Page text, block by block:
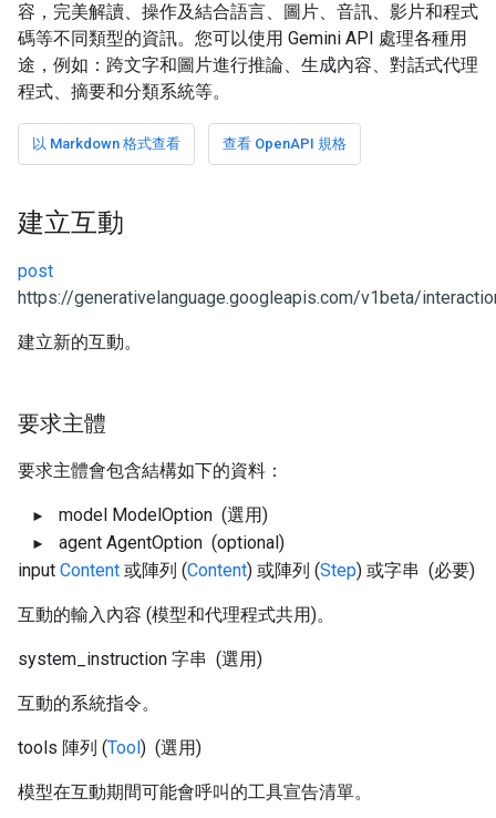
容，完美解讀、操作及結合語言、圖片、音訊、影片和程式
碼等不同類型的資訊。您可以使用 Gemini API 處理各種用
途，例如：跨文字和圖片進行推論、生成內容、對話式代理
程式、摘要和分類系統等。
以 Markdown 格式查看 查看 OpenAPI 規格
建立互動
post
https://generativelanguage.googleapis.com/v1beta/
建立新的互動。
要求主體
要求主體會包含結構如下的資料：
model ModelOption (選用)
agent AgentOption (optional)
input Content 或陣列 (Content) 或陣列 (Step) 或字串 (必要)
互動的輸入內容 (模型和代理程式共用)。
system_instruction 字串 (選用)
互動的系統指令。
tools 陣列 (Tool) (選用)
模型在互動期間可能會呼叫的工具宣告清單。